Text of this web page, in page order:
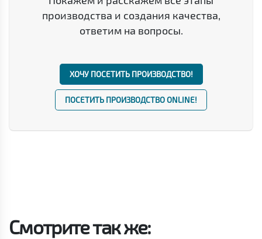
производства и создания качества,
ответим на вопросы.
ХОЧУ ПОСЕТИТЬ ПРОИЗВОДСТВО!
ПОСЕТИТЬ ПРОИЗВОДСТВО ONLINE!
Смотрите так же: